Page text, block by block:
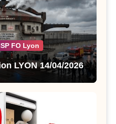
FO Lyon
LYON 14/04/2026